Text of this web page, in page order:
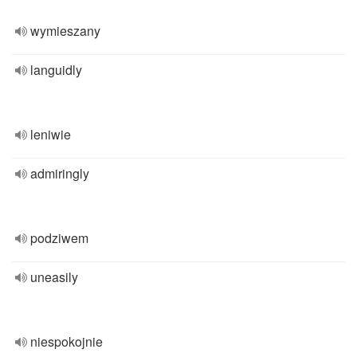
wymieszany
languidly
leniwie
admiringly
podziwem
uneasily
niespokojnie